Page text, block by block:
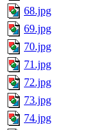
68.jpg
69.jpg
70.jpg
71.jpg
72.jpg
73.jpg
74.jpg